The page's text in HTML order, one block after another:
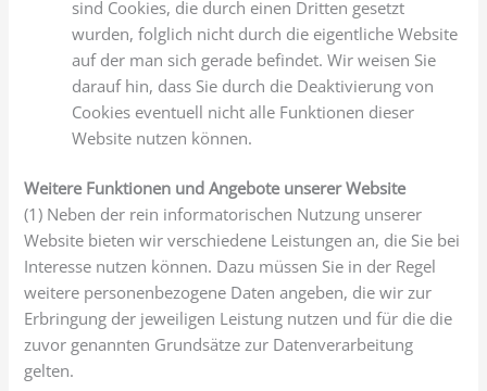
sind Cookies, die durch einen Dritten gesetzt
wurden, folglich nicht durch die eigentliche Website
auf der man sich gerade befindet. Wir weisen Sie
darauf hin, dass Sie durch die Deaktivierung von
Cookies eventuell nicht alle Funktionen dieser
Website nutzen können.
Weitere Funktionen und Angebote unserer Website
(1) Neben der rein informatorischen Nutzung unserer
Website bieten wir verschiedene Leistungen an, die Sie bei
Interesse nutzen können. Dazu müssen Sie in der Regel
weitere personenbezogene Daten angeben, die wir zur
Erbringung der jeweiligen Leistung nutzen und für die die
zuvor genannten Grundsätze zur Datenverarbeitung
gelten.